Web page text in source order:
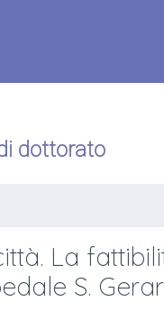
dottorato
La
S.